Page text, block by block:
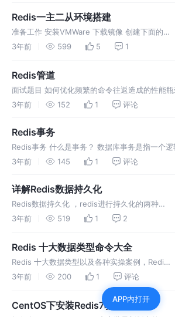
Redis一主二从环境搭建
准备工作 安装VMWare 下载镜像 创建下面的目
录 Redis-Cluster master master vmdk
3年前 599 5 1
Redis管道
面试题目 如何优化频繁的命令往返造成的性能
量的命令，那么就要等待上一条命令答应后再执
条
3年前 152 1 评论
Redis事务
Redis事务 什么是事务？ 数据库事务是指一个
系列操作，要么完全地执行，要么完全地不执行
3年前 145 1 评论
详解Redis数据持久化
Redis数据持久化 ，redis进行持久化的两种方
法RDB、AOF详解，用图说话，超简单的redis
3年前 519 1 2
Redis 十大数据类型命令大全
Redis 十大数据类型以及各种实操案例，Redis
十大数据类型常用操作命令大全，一图概览
3年前 200 1 评论
CentOS下安装Redis7教程
APP内打开